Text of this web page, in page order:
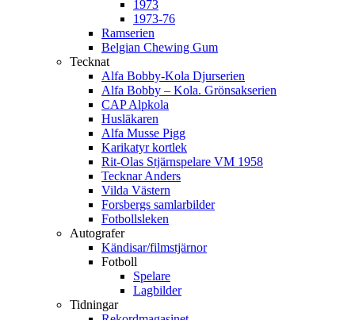
1973
1973-76
Ramserien
Belgian Chewing Gum
Tecknat
Alfa Bobby-Kola Djurserien
Alfa Bobby – Kola. Grönsakserien
CAP Alpkola
Husläkaren
Alfa Musse Pigg
Karikatyr kortlek
Rit-Olas Stjärnspelare VM 1958
Tecknar Anders
Vilda Västern
Forsbergs samlarbilder
Fotbollsleken
Autografer
Kändisar/filmstjärnor
Fotboll
Spelare
Lagbilder
Tidningar